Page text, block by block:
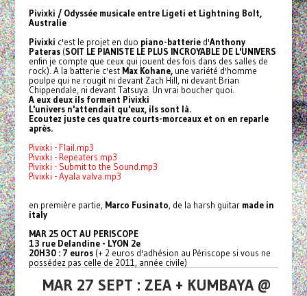
Pivixki / Odyssée musicale entre Ligeti et Lightning Bolt,
Australie
Pivixki c'est le projet en duo piano-batteried'Anthony
Pateras (SOIT LE PIANISTE LE PLUS INCROYABLE DE L'UNIVERS
enfin je compte que ceux qui jouent des fois dans des salles de
rock). A la batterie c'estMax Kohane,une variété d'homme
poulpe qui ne rougit ni devant Zach Hill, ni devant Brian
Chippendale, ni devant Tatsuya. Un vrai boucher quoi.
A eux deux ils forment Pivixki
L'univers n'attendait qu'eux, ils sont là.
Ecoutez juste ces quatre courts-morceaux et on en reparle
après.
Pivixki - Flail.mp3
Pivixki - Repeaters.mp3
Pivixki - Submit to the Sound.mp3
Pivixki - Ayala valva.mp3
en première partie, Marco Fusinato, de la harsh guitar made in
italy
MAR 25 OCT AU PERISCOPE
13 rue Delandine - LYON 2e
20H30 : 7 euros (+ 2 euros d'adhésion au Périscope si vous ne
possédez pas celle de 2011, année civile)
MAR 27 SEPT : ZEA + KUMBAYA @